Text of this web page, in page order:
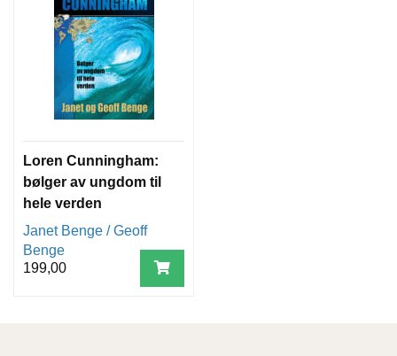
Loren Cunningham:
bølger av ungdom til
hele verden
Janet Benge / Geoff
Benge
199,00